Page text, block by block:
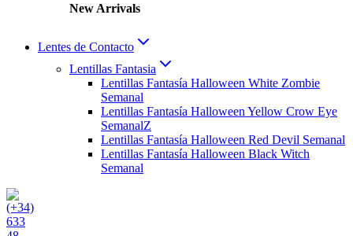
New Arrivals
Lentes de Contacto
Lentillas Fantasia
Lentillas Fantasía Halloween White Zombie
Semanal
Lentillas Fantasía Halloween Yellow Crow Eye
SemanalZ
Lentillas Fantasía Halloween Red Devil Semanal
Lentillas Fantasía Halloween Black Witch
Semanal